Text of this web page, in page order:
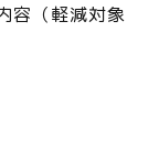
容（軽減対象